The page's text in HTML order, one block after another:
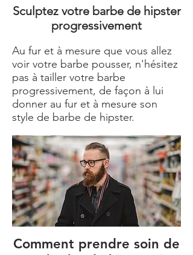
Sculptez votre barbe de hipster
progressivement
Au fur et à mesure que vous allez
voir votre barbe pousser, n'hésitez
pas à tailler votre barbe
progressivement, de façon à lui
donner au fur et à mesure son
style de barbe de hipster.
Comment prendre soin de